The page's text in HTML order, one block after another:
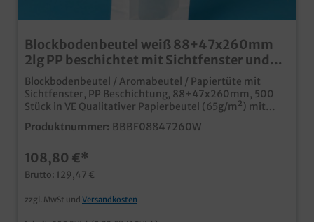
Blockbodenbeutel weiß 88+47x260mm
2lg PP beschichtet mit Sichtfenster und
Falzband 500St
Blockbodenbeutel / Aromabeutel / Papiertüte mit
Sichtfenster, PP Beschichtung, 88+47x260mm, 500
Stück in VE Qualitativer Papierbeutel (65g/m²) mit
Boden und Seitenfaltepraktisches Sichtfenster und
Innenbeschichtung aus PPPapier aus zertifizierter
Kaffee, Tee, usw.mit praktischem Falzband zum
schnellen und einfachen Verschließenindividuell
bedruckbar
Produktnummer: BBBF08847260W
108,80 €*
Brutto: 129,47 €
zzgl. MwSt und Versandkosten